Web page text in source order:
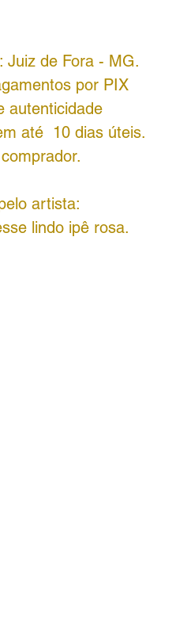
Juiz de Fora - MG.
por PIX
autenticidade
até 10 dias úteis.
artista:
lindo ipê rosa.